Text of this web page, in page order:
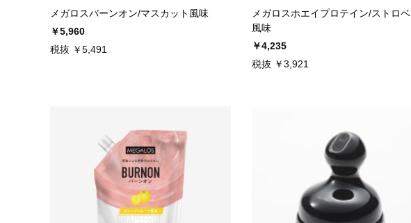
メガロスバーンオン/マスカット風味
￥5,960
税抜 ￥5,491
メガロスホエイプロテイン/ストロ
風味
￥4,235
税抜 ￥3,921